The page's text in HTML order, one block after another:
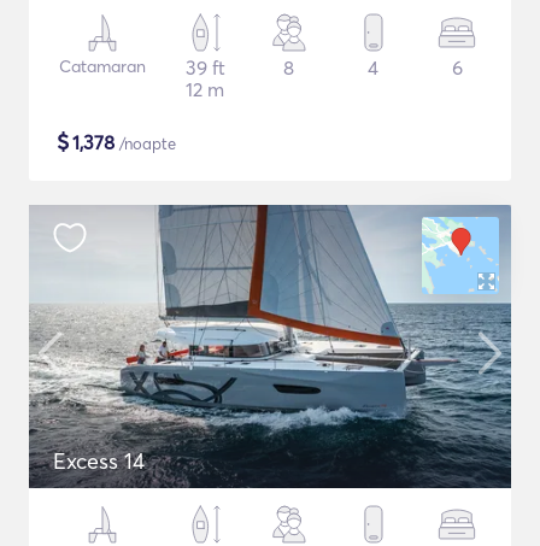
Catamaran
39 ft
12 m
8 4 6
$1,378 /noapte
Excess 14